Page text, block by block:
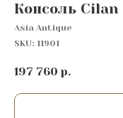
Консоль
Asia Antique
SKU: 11901
197 760 р.